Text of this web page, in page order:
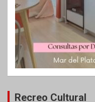
Recreo Cultural